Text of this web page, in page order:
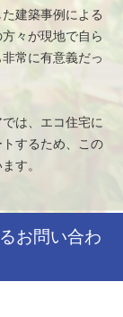
建築事例による
々が現地で自ら
常に有意義だっ
は、エコ住宅に
する ため、この
す。
お問い合わ